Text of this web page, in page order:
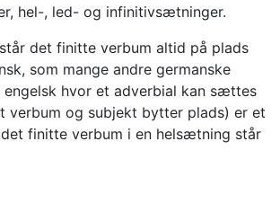
hel-, led- og infinitivsætninger.
det finitte verbum altid på plads
som mange andre germanske
hvor et adverbial kan sættes
verbum og subjekt bytter plads) er et
finitte verbum i en helsætning står